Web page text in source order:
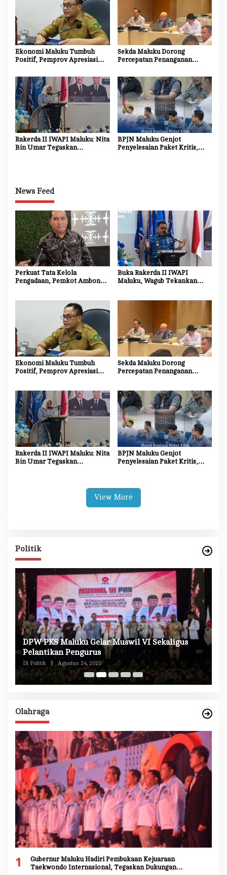
Ekonomi Maluku Tumbuh
Positif, Pemprov Apresiasi
Pelaku Usaha
Sekda Maluku Dorong
Percepatan Penanganan
Strategis Nasional Blok
Masela
Rakerda II IWAPI Maluku: Nita
Bin Umar Tegaskan
BPJN Maluku Genjot
Penyelesaian Paket Kritis,
News Feed
Perkuat Tata Kelola
Pengadaan, Pemkot Ambon
Buka Rakerda II IWAPI
Maluku, Wagub Tekankan
Ekonomi Maluku Tumbuh
Positif, Pemprov Apresiasi
Sekda Maluku Dorong
Percepatan Penanganan
Masela
Rakerda II IWAPI Maluku: Nita
Bin Umar Tegaskan
BPJN Maluku Genjot
Penyelesaian Paket Kritis,
View More
Politik
DPW PKS Maluku Gelar Muswil VI Sekaligus
Pelantikan Pengurus
Di Politik Agustus 24, 2025
Olahraga
1
Gubernur Maluku Hadiri Pembukaan Kejuaraan
Taekwondo Internasional, Tegaskan Dukungan